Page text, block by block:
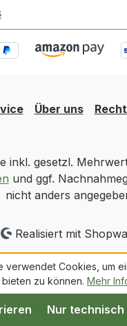
Über uns
inkl. gesetzl.
und ggf.
nicht anders
Realisiert mit
verwendet Cookies, um
zu können. Mehr
Nur